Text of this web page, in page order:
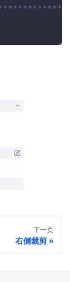
下一页
右侧裁剪